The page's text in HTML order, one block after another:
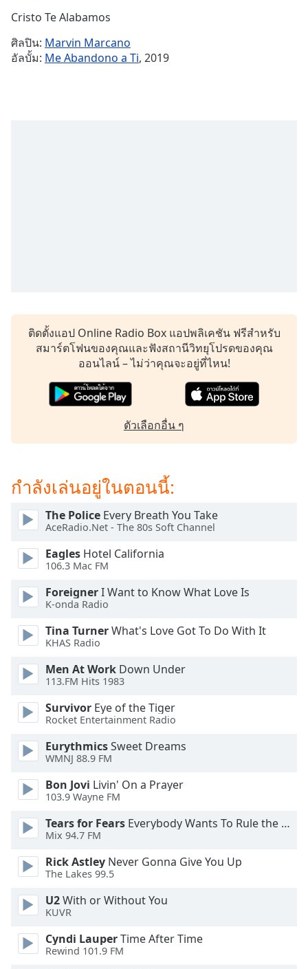
Time-
settings
dialog
subtitles
selected
Fullscreen
modal
window.
Beginning
dialog
window.
cancel
and
close
window.
Text
Color
Opacity
Color
Opacity
Cristo Te Alabamos
ศิลปิน: Marvin Marcano
อัลบั้ม: Me Abandono a Ti, 2019
ติดตั้งแอป Online Radio Box แอปพลิเคชัน ฟรีสำหรับ
สมาร์ตโฟนของคุณและฟังสถานีวิทยุโปรดของคุณ
ออนไลน์ – ไม่ว่าคุณจะอยู่ที่ไหน!
ตัวเลือกอื่น ๆ
กำลังเล่นอยู่ในตอนนี้:
The Police Every Breath You Take
AceRadio.Net - The 80s Soft Channel
Eagles Hotel California
106.3 Mac FM
ForeignerI Want to Know What Love Is
K-onda Radio
Tina TurnerWhat's Love Got To Do With It
KHAS Radio
Men At Work Down Under
113.FM Hits 1983
Survivor Eye of the Tiger
Rocket Entertainment Radio
EurythmicsSweet Dreams
WMNJ 88.9 FM
Bon Jovi Livin' On a Prayer
103.9 Wayne FM
Tears for Fears Everybody Wants To Rule the World
Mix 94.7 FM
Rick Astley Never Gonna Give You Up
The Lakes 99.5
U2With or Without You
KUVR
Cyndi LauperTime After Time
Rewind 101.9 FM